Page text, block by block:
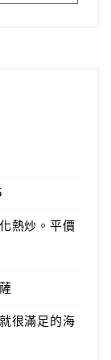
熱炒。平價
很滿足的海